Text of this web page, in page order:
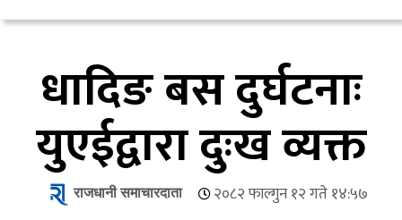
धादिङ बस दुर्घटनाः
युएईद्वारा दुःख व्यक्त
राजधानी समाचारदाता २०८२ फाल्गुन १२ गते १४:५७